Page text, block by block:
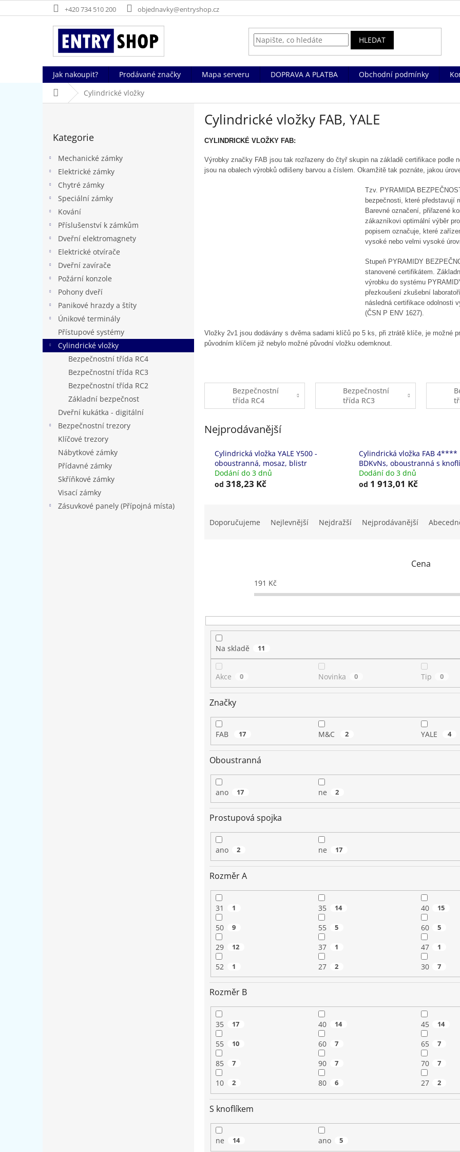
na
+420 734 510 200 objednavky@entryshop.cz
HLEDAT
Jak nakoupit? Prodávané značky Mapa serveru DOPRAVA A PLATBA Obchodní podmínky
Domů Cylindrické vložky
kategorie
Kategorie
Mechanické zámky
Elektrické zámky
Chytré zámky
Speciální zámky
Kování
Příslušenství k zámkům
Dveřní elektromagnety
Elektrické otvírače
Dveřní zavírače
Požární konzole
Pohony dveří
Panikové hrazdy a štíty
Únikové terminály
Přístupové systémy
Cylindrické vložky
Bezpečnostní třída RC4
Bezpečnostní třída RC3
Bezpečnostní třída RC2
Základní bezpečnost
Dveřní kukátka - digitální
Bezpečnostní trezory
Klíčové trezory
Nábytkové zámky
Přídavné zámky
Skříňkové zámky
Visací zámky
Zásuvkové panely (Přípojná místa)
Cylindrické vložky FAB, YALE
CYLINDRICKÉ VLOŽKY FAB:
Výrobky značky FAB jsou tak rozřazeny do čtyř skupin na základě certifikace podle
jsou na obalech výrobků odlišeny barvou a číslem. Okamžitě tak poznáte, jakou
Tzv. PYRAMIDA
bezpečnosti, které představují
Barevné označení, přiřazené
zákazníkovi optimální výběr
popisem označuje, které
vysoké nebo velmi vysoké
Stupeň PYRAMIDY
stanovené certifikátem.
výrobku do systému
přezkoušení zkušební
následná certifikace odolnosti
(ČSN P ENV 1627).
Vložky 2v1 jsou dodávány s dvěma sadami klíčů po 5 ks, při ztrátě klíče, je možné
původním klíčem již nebylo možné původní vložku odemknout.
Bezpečnostní
třída RC4
Bezpečnostní
třída RC3
Nejprodávanější
Cylindrická vložka YALE Y500 -
oboustranná, mosaz, blistr
Dodání do 3 dnů
od 318,23 Kč
Cylindrická vložka FAB 4****
BDKvNs, oboustranná s
Dodání do 3 dnů
od 1 913,01 Kč
u
Doporučujeme Nejlevnější Nejdražší Nejprodávanější
Cena
191 Kč
Na skladě 11
Akce 0 Novinka 0 Tip 0
Značky
FAB 17 M&C 2 YALE 4
Oboustranná
ano 17 ne 2
Prostupová spojka
ano 2 ne 17
Rozměr A
31 1 35 14 40 15
50 9 55 5 60 5
29 12 37 1 47 1
52 1 27 2 30 7
Rozměr B
35 17 40 14 45 14
55 10 60 7 65 7
85 7 90 7 70 7
10 2 80 6 27 2
S knoflíkem
ne 14 ano 5